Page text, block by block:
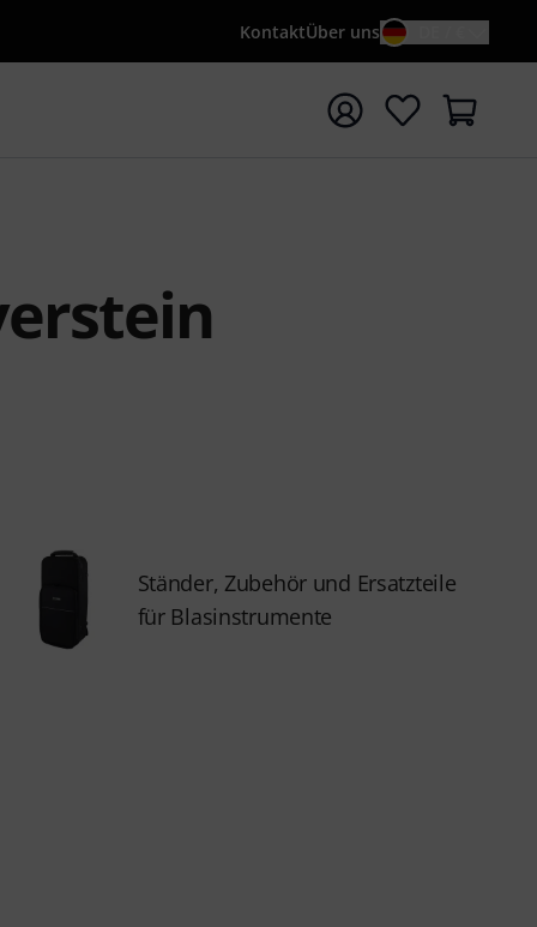
KontaktÜber uns
mit Suchwort {searchTerm} starten
Ständer, Zubehör und Ersatzteile
für Blasinstrumente